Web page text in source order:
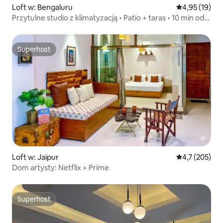
Loft w: Bengaluru Średnia
4,95 (19)
Przytulne studio z klimatyzacją • Patio + taras • 10 min od
Superhost
Superhost
Loft w: Jaipur Średnia
4,7 (205)
Dom artysty: Netflix + Prime
Superhost
Superhost